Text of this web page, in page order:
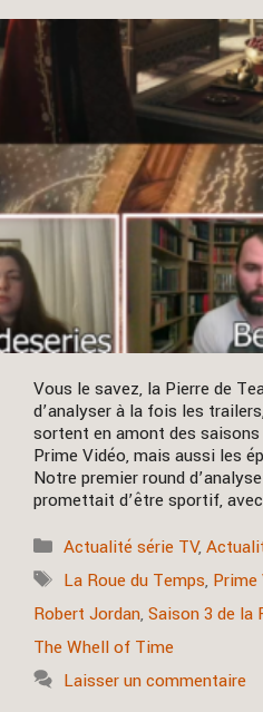
Vous le savez, la Pierre de
d’analyser à la fois les
sortent en amont des
Prime Vidéo, mais aussi les
Notre premier round
promettait d’être sportif,
Catégories
Actualité série TV,
Étiquettes
La Roue du Temps, Prime
Robert Jordan, Saison 3 de la
The Whell of Time
Laisser un commentaire